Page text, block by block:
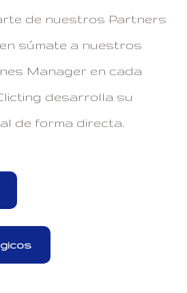
de nuestros Partners
súmate a nuestros
Manager en cada
desarrolla su
de forma directa.